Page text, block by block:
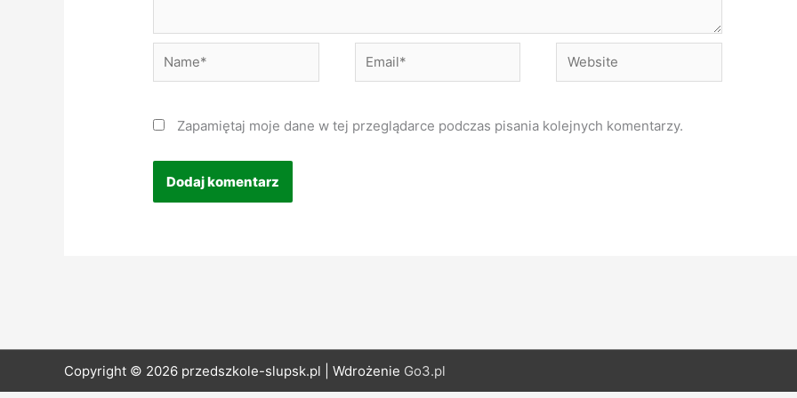
Name* Email* Website
Zapamiętaj moje dane w tej przeglądarce podczas pisania kolejnych komentarzy.
Copyright © 2026 przedszkole-slupsk.pl | Wdrożenie Go3.pl